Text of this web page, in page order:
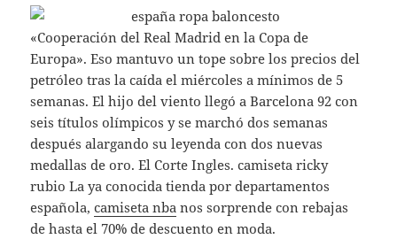
«Cooperación del Real Madrid en la Copa de
Europa». Eso mantuvo un tope sobre los precios del
petróleo tras la caída el miércoles a mínimos de 5
semanas. El hijo del viento llegó a Barcelona 92 con
seis títulos olímpicos y se marchó dos semanas
después alargando su leyenda con dos nuevas
medallas de oro. El Corte Ingles. camiseta ricky
rubio La ya conocida tienda por departamentos
española,camiseta nba nos sorprende con rebajas
de hasta el 70% de descuento en moda.